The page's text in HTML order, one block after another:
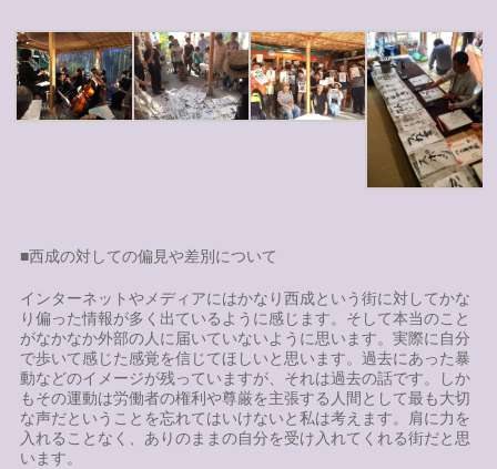
■西成の対しての偏見や差別について
インターネットやメディアにはかなり西成という街に対してかな
り偏った情報が多く出ているように感じます。そして本当のこと
がなかなか外部の人に届いていないように思います。実際に自分
で歩いて感じた感覚を信じてほしいと思います。過去にあった暴
動などのイメージが残っていますが、それは過去の話です。しか
もその運動は労働者の権利や尊厳を主張する人間として最も大切
な声だということを忘れてはいけないと私は考えます。肩に力を
入れることなく、ありのままの自分を受け入れてくれる街だと思
います。